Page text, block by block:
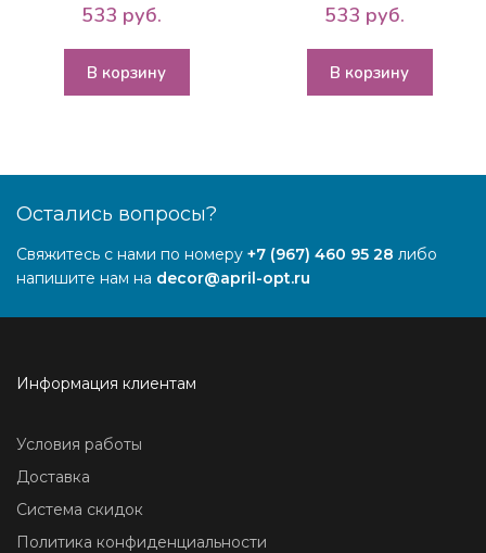
533 руб.
В корзину
533 руб.
В корзину
Остались вопросы?
Свяжитесь с нами по номеру +7 (967) 460 95 28 либо
напишите нам на decor@april-opt.ru
Информация клиентам
Условия работы
Доставка
Система скидок
Политика конфиденциальности